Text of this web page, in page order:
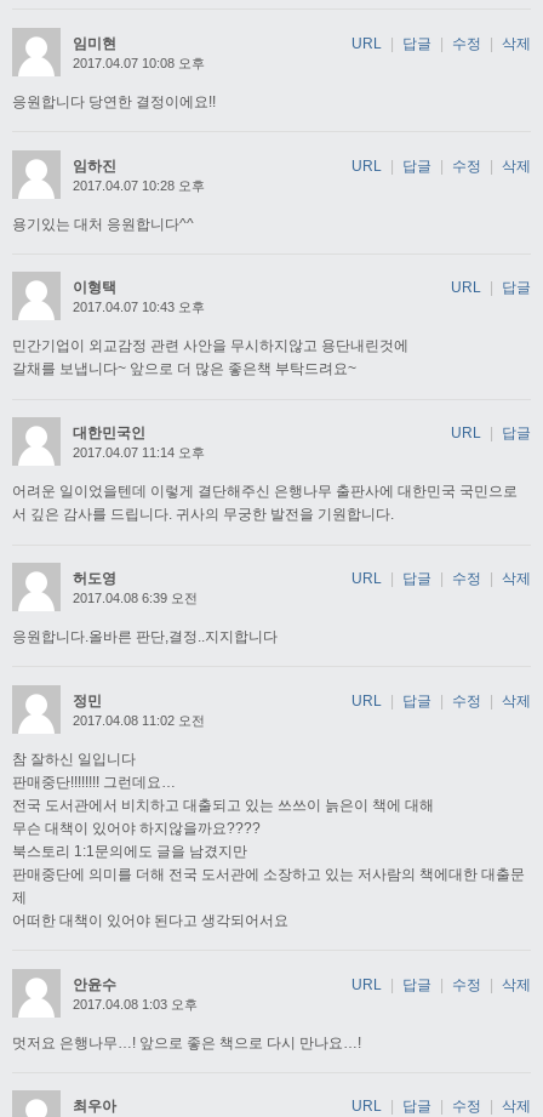
임미현
2017.04.07 10:08 오후
응원합니다 당연한 결정이에요!!
URL | 답글 | 수정 | 삭제
임하진
2017.04.07 10:28 오후
용기있는 대처 응원합니다^^
URL | 답글 | 수정 | 삭제
이형택
2017.04.07 10:43 오후
민간기업이 외교감정 관련 사안을 무시하지않고 용단내린것에
갈채를 보냅니다~ 앞으로 더 많은 좋은책 부탁드려요~
URL 답글
대한민국인
2017.04.07 11:14 오후
어려운 일이었을텐데 이렇게 결단해주신 은행나무 출판사에 대한민국 국민으로
서 깊은 감사를 드립니다. 귀사의 무궁한 발전을 기원합니다.
URL 답글
허도영
2017.04.08 6:39 오전
응원합니다.올바른 판단,결정..지지합니다
URL 답글 수정 삭제
정민
2017.04.08 11:02 오전
참 잘하신 일입니다
판매중단!!!!!!!! 그런데요…
전국 도서관에서 비치하고 대출되고 있는 쓰쓰이 늙은이 책에 대해
무슨 대책이 있어야 하지않을까요????
북스토리 1:1문의에도 글을 남겼지만
판매중단에 의미를 더해 전국 도서관에 소장하고 있는 저사람의 책에대한 대출문
제
어떠한 대책이 있어야 된다고 생각되어서요
URL | 답글 | 수정 | 삭제
안윤수
2017.04.08 1:03 오후
멋저요 은행나무…! 앞으로 좋은 책으로 다시 만나요…!
URL | 답글 | 수정 | 삭제
최우아 URL 답글 수정 삭제